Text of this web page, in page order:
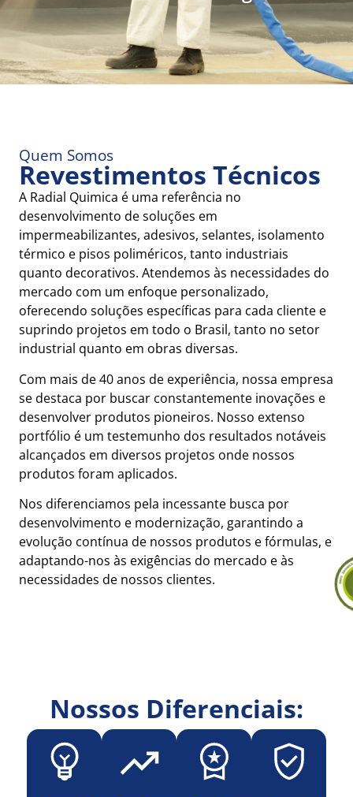
Quem Somos
Revestimentos Técnicos
A Radial Quimica é uma referência no
desenvolvimento de soluções em
impermeabilizantes, adesivos, selantes, isolamento
térmico e pisos poliméricos, tanto industriais
quanto decorativos. Atendemos às necessidades do
mercado com um enfoque personalizado,
oferecendo soluções específicas para cada cliente e
suprindo projetos em todo o Brasil, tanto no setor
industrial quanto em obras diversas.
Com mais de 40 anos de experiência, nossa empresa
se destaca por buscar constantemente inovações e
desenvolver produtos pioneiros. Nosso extenso
portfólio é um testemunho dos resultados notáveis
alcançados em diversos projetos onde nossos
produtos foram aplicados.
Nos diferenciamos pela incessante busca por
desenvolvimento e modernização, garantindo a
evolução contínua de nossos produtos e fórmulas, e
adaptando-nos às exigências do mercado e às
necessidades de nossos clientes.
Nossos Diferenciais: